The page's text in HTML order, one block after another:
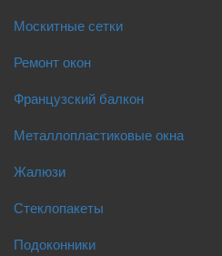
Москитные сетки
Ремонт окон
Французский балкон
Металлопластиковые окна
Жалюзи
Стеклопакеты
Подоконники